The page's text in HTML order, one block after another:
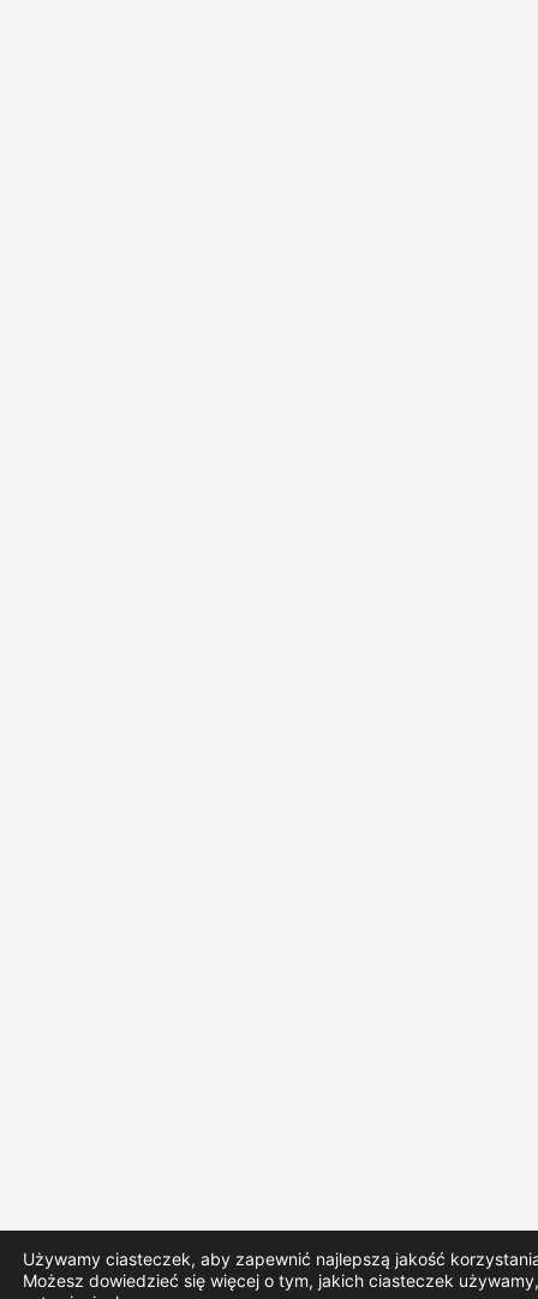
Używamy ciasteczek, aby zapewnić najlepszą jakość
Możesz dowiedzieć się więcej o tym, jakich ciasteczek